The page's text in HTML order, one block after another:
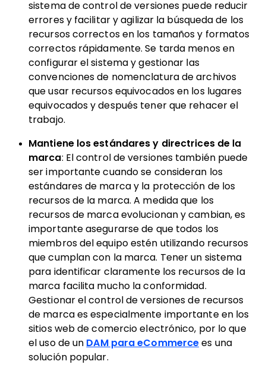
sistema de control de versiones puede reducir
errores y facilitar y agilizar la búsqueda de los
recursos correctos en los tamaños y formatos
correctos rápidamente. Se tarda menos en
configurar el sistema y gestionar las
convenciones de nomenclatura de archivos
que usar recursos equivocados en los lugares
equivocados y después tener que rehacer el
trabajo.
Mantiene los estándares y directrices de la
marca: El control de versiones también puede
ser importante cuando se consideran los
estándares de marca y la protección de los
recursos de la marca. A medida que los
recursos de marca evolucionan y cambian, es
importante asegurarse de que todos los
miembros del equipo estén utilizando recursos
que cumplan con la marca. Tener un sistema
para identificar claramente los recursos de la
marca facilita mucho la conformidad.
Gestionar el control de versiones de recursos
de marca es especialmente importante en los
sitios web de comercio electrónico, por lo que
el uso de un DAM para eCommerce es una
solución popular.